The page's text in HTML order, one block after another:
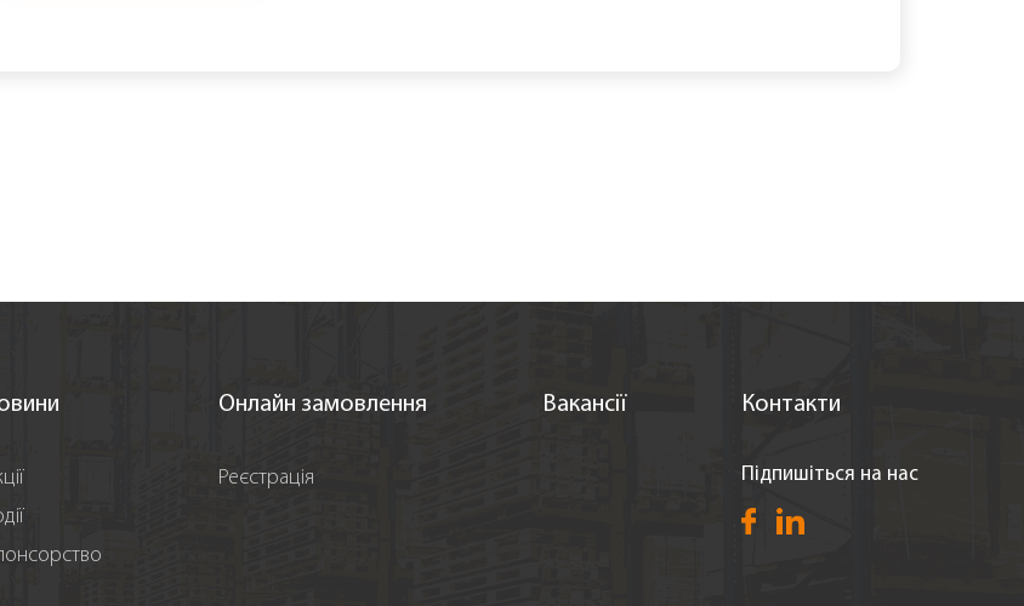
Онлайн замовлення
Реєстрація
Вакансії Контакти
Підпишіться на нас